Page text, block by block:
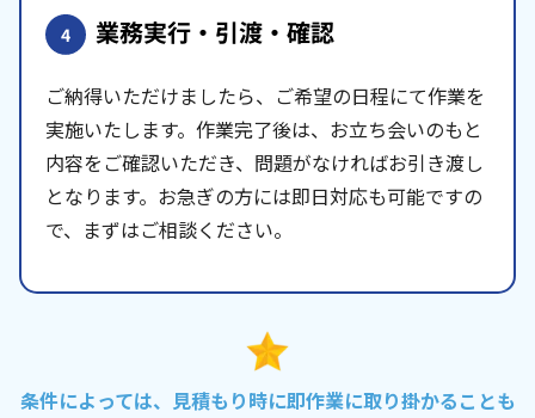
4 業務実行・引渡・確認
ご納得いただけましたら、ご希望の日程にて作業を
実施いたします。作業完了後は、お立ち会いのもと
内容をご確認いただき、問題がなければお引き渡し
となります。お急ぎの方には即日対応も可能ですの
で、まずはご相談ください。
条件によっては、見積もり時に即作業に取り掛かることも